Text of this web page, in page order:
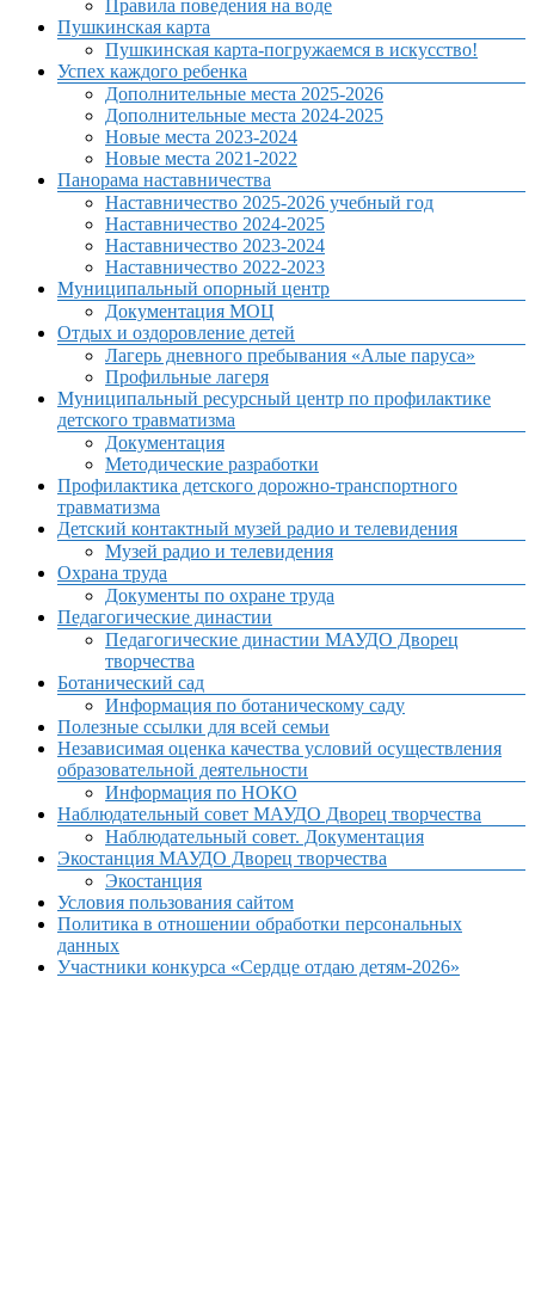
Правила поведения на воде
Пушкинская карта
Пушкинская карта-погружаемся в искусство!
Успех каждого ребенка
Дополнительные места 2025-2026
Дополнительные места 2024-2025
Новые места 2023-2024
Новые места 2021-2022
Панорама наставничества
Наставничество 2025-2026 учебный год
Наставничество 2024-2025
Наставничество 2023-2024
Наставничество 2022-2023
Муниципальный опорный центр
Документация МОЦ
Отдых и оздоровление детей
Лагерь дневного пребывания «Алые паруса»
Профильные лагеря
Муниципальный ресурсный центр по профилактике
детского травматизма
Документация
Методические разработки
Профилактика детского дорожно-транспортного
травматизма
Детский контактный музей радио и телевидения
Музей радио и телевидения
Охрана труда
Документы по охране труда
Педагогические династии
Педагогические династии МАУДО Дворец
творчества
Ботанический сад
Информация по ботаническому саду
Полезные ссылки для всей семьи
Независимая оценка качества условий осуществления
образовательной деятельности
Информация по НОКО
Наблюдательный совет МАУДО Дворец творчества
Наблюдательный совет. Документация
Экостанция МАУДО Дворец творчества
Экостанция
Условия пользования сайтом
Политика в отношении обработки персональных
данных
Участники конкурса «Сердце отдаю детям-2026»